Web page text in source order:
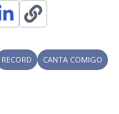
RECORD
CANTA COMIGO